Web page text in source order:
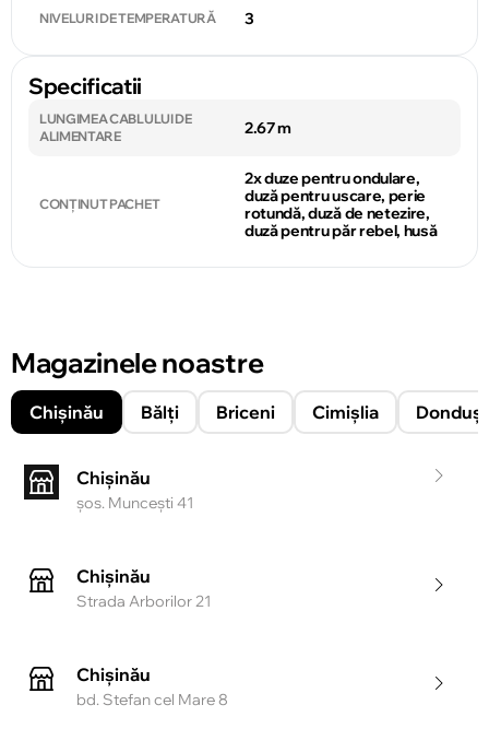
NIVELURI DE TEMPERATURĂ 3
Specificatii
LUNGIMEA CABLULUI DE
ALIMENTARE
2.67 m
CONȚINUT PACHET
2x duze pentru ondulare,
duză pentru uscare, perie
rotundă, duză de netezire,
duză pentru păr rebel, husă
Magazinele noastre
Chișinău Bălți Briceni Cimișlia
Chișinău
şos. Munceşti 41
Chișinău
Strada Arborilor 21
Chișinău
bd. Stefan cel Mare 8